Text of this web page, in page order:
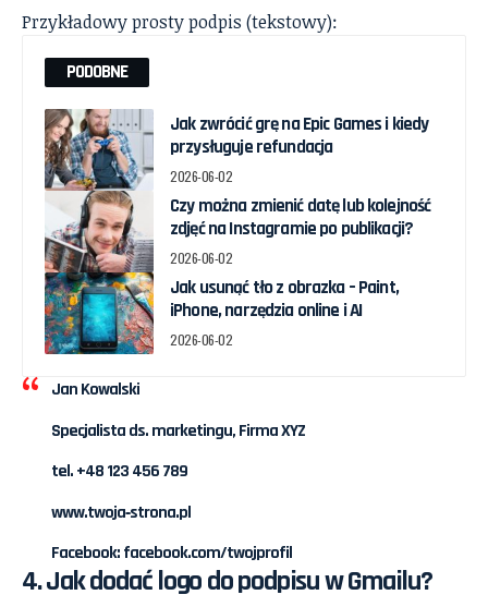
Przykładowy prosty podpis (tekstowy):
PODOBNE
Jak zwrócić grę na Epic Games i kiedy
przysługuje refundacja
2026-06-02
Czy można zmienić datę lub kolejność
zdjęć na Instagramie po publikacji?
2026-06-02
Jak usunąć tło z obrazka – Paint,
iPhone, narzędzia online i AI
2026-06-02
Jan Kowalski
Specjalista ds. marketingu, Firma XYZ
tel. +48 123 456 789
www.twoja‑strona.pl
Facebook: facebook.com/twojprofil
4. Jak dodaćlogodo podpisu w Gmailu?